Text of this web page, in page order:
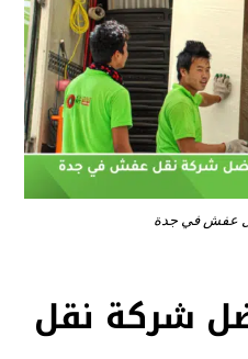
عفش في جدة
شركة نقل